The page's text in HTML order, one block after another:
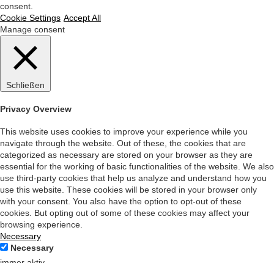
consent.
Cookie Settings Accept All
Manage consent
Schließen
Privacy Overview
This website uses cookies to improve your experience while you
navigate through the website. Out of these, the cookies that are
categorized as necessary are stored on your browser as they are
essential for the working of basic functionalities of the website. We also
use third-party cookies that help us analyze and understand how you
use this website. These cookies will be stored in your browser only
with your consent. You also have the option to opt-out of these
cookies. But opting out of some of these cookies may affect your
browsing experience.
Necessary
Necessary